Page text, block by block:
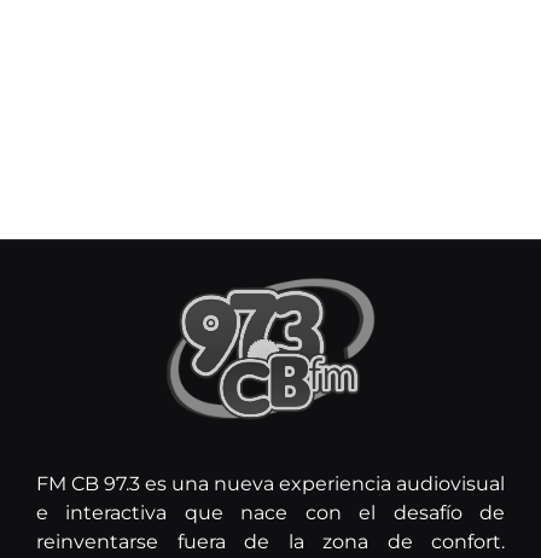
FM CB 97.3 es una nueva experiencia audiovisual
e interactiva que nace con el desafío de
reinventarse fuera de la zona de confort.